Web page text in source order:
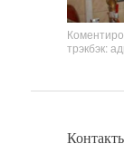
трэкбэк: